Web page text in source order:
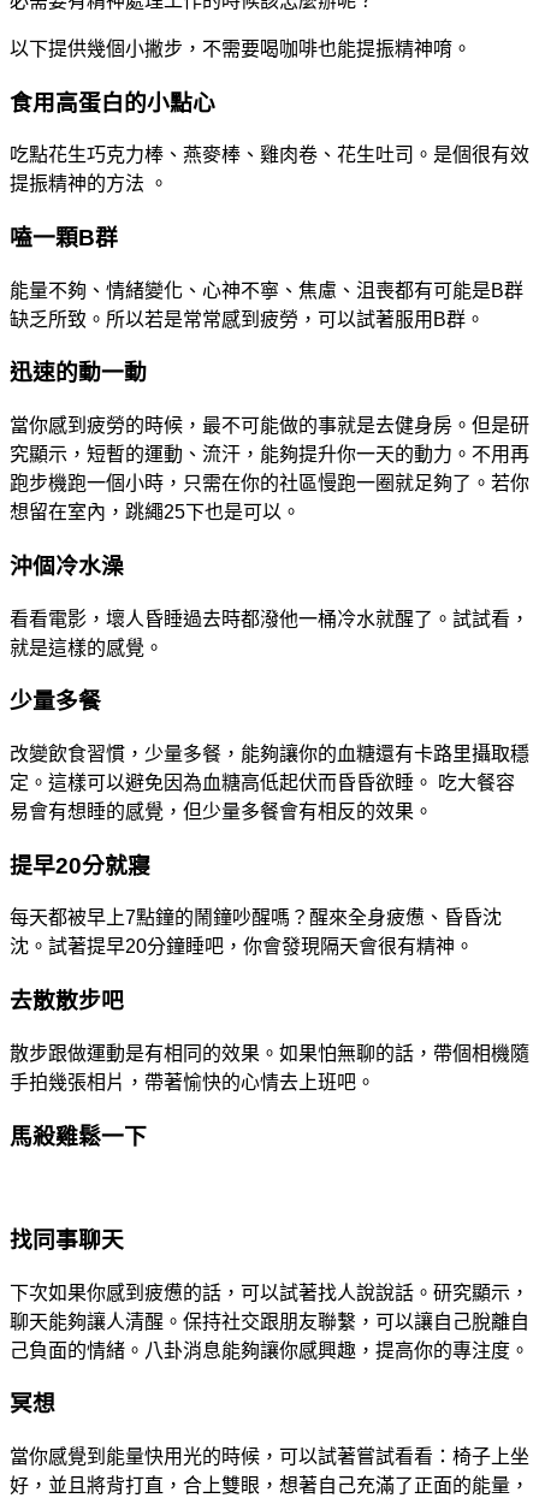
以下提供幾個小撇步，不需要喝咖啡也能提振精神唷。
食用高蛋白的小點心
吃點花生巧克力棒、燕麥棒、雞肉卷、花生吐司。是個很有效
提振精神的方法 。
嗑一顆B群
能量不夠、情緒變化、心神不寧、焦慮、沮喪都有可能是B群
缺乏所致。所以若是常常感到疲勞，可以試著服用B群。
迅速的動一動
當你感到疲勞的時候，最不可能做的事就是去健身房。但是研
究顯示，短暫的運動、流汗，能夠提升你一天的動力。不用再
跑步機跑一個小時，只需在你的社區慢跑一圈就足夠了。若你
想留在室內，跳繩25下也是可以。
沖個冷水澡
看看電影，壞人昏睡過去時都潑他一桶冷水就醒了。試試看，
就是這樣的感覺。
少量多餐
改變飲食習慣，少量多餐，能夠讓你的血糖還有卡路里攝取穩
定。這樣可以避免因為血糖高低起伏而昏昏欲睡。 吃大餐容
易會有想睡的感覺，但少量多餐會有相反的效果。
提早20分就寢
每天都被早上7點鐘的鬧鐘吵醒嗎？醒來全身疲憊、昏昏沈
沈。試著提早20分鐘睡吧，你會發現隔天會很有精神。
去散散步吧
散步跟做運動是有相同的效果。如果怕無聊的話，帶個相機隨
手拍幾張相片，帶著愉快的心情去上班吧。
馬殺雞鬆一下
找同事聊天
下次如果你感到疲憊的話，可以試著找人說說話。研究顯示，
聊天能夠讓人清醒。保持社交跟朋友聯繫，可以讓自己脫離自
己負面的情緒。八卦消息能夠讓你感興趣，提高你的專注度。
冥想
當你感覺到能量快用光的時候，可以試著嘗試看看：椅子上坐
好，並且將背打直，合上雙眼，想著自己充滿了正面的能量，